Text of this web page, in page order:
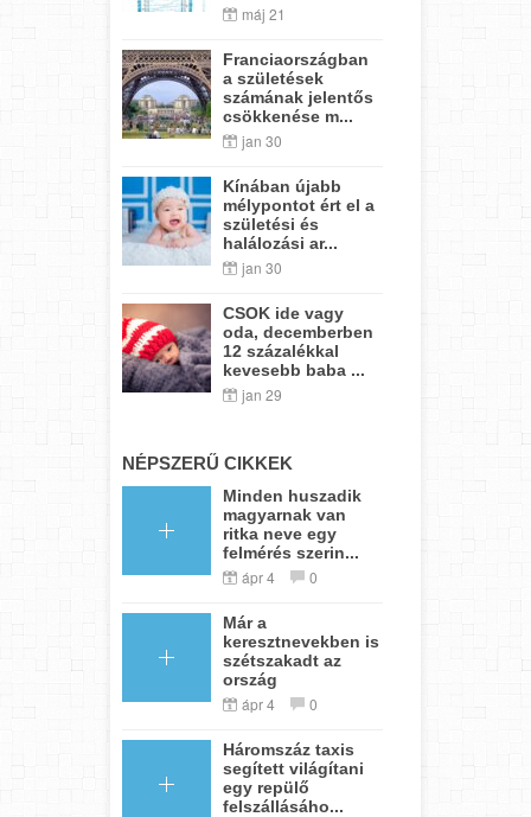
máj 21
Franciaországban
a születések
számának jelentős
csökkenése m...
jan 30
Kínában újabb
mélypontot ért el a
születési és
halálozási ar...
jan 30
CSOK ide vagy
oda, decemberben
12 százalékkal
kevesebb baba ...
jan 29
NÉPSZERŰ CIKKEK
Minden huszadik
magyarnak van
ritka neve egy
felmérés szerin...
ápr 4 0
Már a
keresztnevekben is
szétszakadt az
ország
ápr 4 0
Háromszáz taxis
segített világítani
egy repülő
felszállásáho...